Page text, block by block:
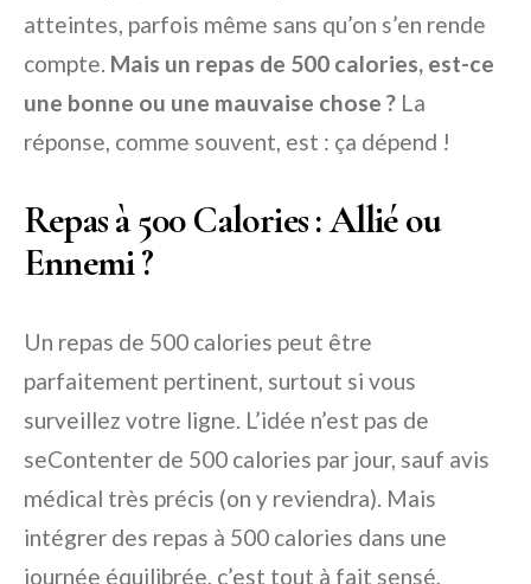
atteintes, parfois même sans qu’on s’en rende
compte. Mais un repas de 500 calories, est-ce
une bonne ou une mauvaise chose ? La
réponse, comme souvent, est : ça dépend !
Repas à 500 Calories : Allié ou
Ennemi ?
Un repas de 500 calories peut être
parfaitement pertinent, surtout si vous
surveillez votre ligne. L’idée n’est pas de
seContenter de 500 calories par jour, sauf avis
médical très précis (on y reviendra). Mais
intégrer des repas à 500 calories dans une
journée équilibrée, c’est tout à fait sensé,